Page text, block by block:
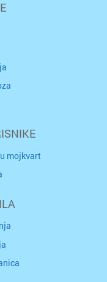
mojkvart